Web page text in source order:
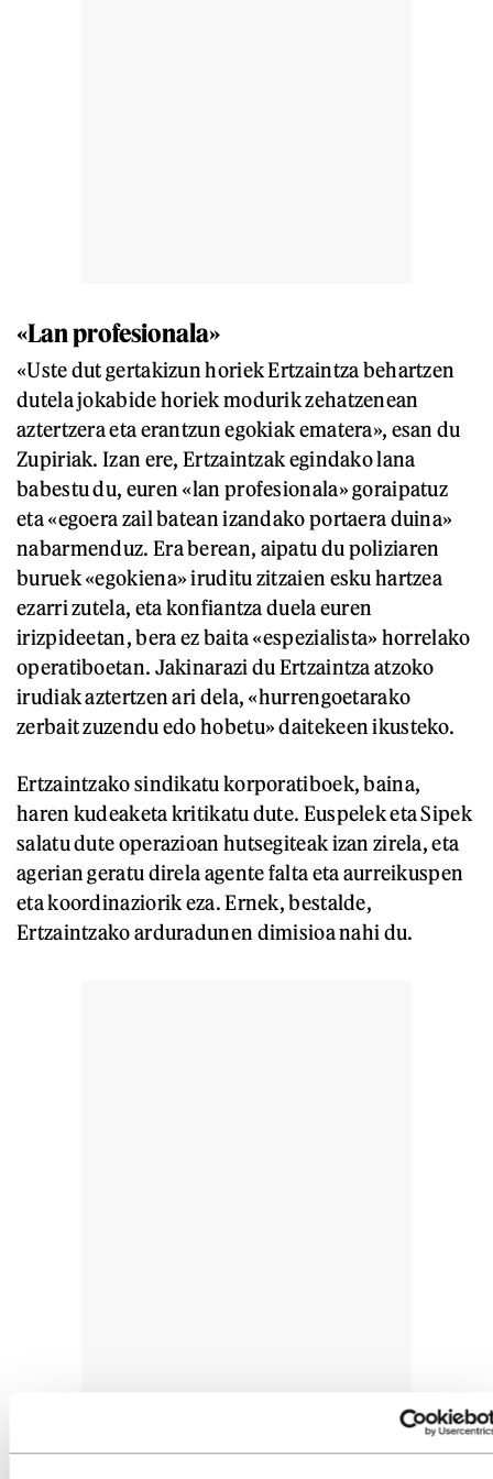
«Lan profesionala»
«Uste dut gertakizun horiek Ertzaintza behartzen
dutela jokabide horiek modurik zehatzenean
aztertzera eta erantzun egokiak ematera», esan du
Zupiriak. Izan ere, Ertzaintzak egindako lana
babestu du, euren «lan profesionala» goraipatuz
eta «egoera zail batean izandako portaera duina»
nabarmenduz. Era berean, aipatu du poliziaren
buruek «egokiena» iruditu zitzaien esku hartzea
ezarri zutela, eta konfiantza duela euren
irizpideetan, bera ez baita «espezialista» horrelako
operatiboetan. Jakinarazi du Ertzaintza atzoko
irudiak aztertzen ari dela, «hurrengoetarako
zerbait zuzendu edo hobetu» daitekeen ikusteko.
Ertzaintzako sindikatu korporatiboek, baina,
haren kudeaketa kritikatu dute. Euspelek eta Sipek
salatu dute operazioan hutsegiteak izan zirela, eta
agerian geratu direla agente falta eta aurreikuspen
eta koordinaziorik eza. Ernek, bestalde,
Ertzaintzako arduradunen dimisioa nahi du.